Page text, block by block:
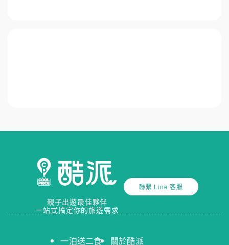
親子出遊最佳夥伴
一站式搞定你的旅遊需求
聯繫 Line 客服
一泊送二食 關於酷派